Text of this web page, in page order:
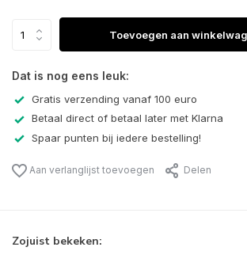
Toevoegen aan
Dat is nog eens leuk:
Gratis verzending vanaf 100 euro
Betaal direct of betaal later met Klarna
Spaar punten bij iedere bestelling!
Aan verlanglijst toevoegen Delen
Zojuist bekeken: